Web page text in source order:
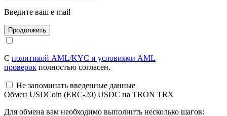
Введите ваш e-mail
С политикой AML/KYC и условиями AML
проверок полностью согласен.
Не запоминать введенные данные
Обмен USDCoin (ERC-20) USDC на TRON TRX
Для обмена вам необходимо выполнить несколько шагов: